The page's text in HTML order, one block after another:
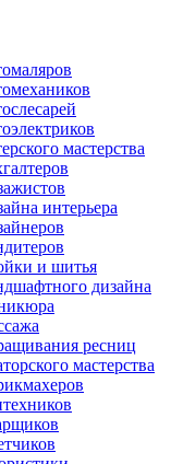
мастерства
интерьера
и шитья
дизайна
ресниц
мастерства